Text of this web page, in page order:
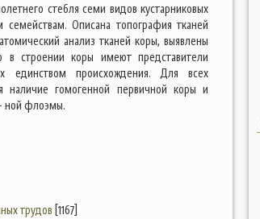
стебля семи видов кустарниковых
Описана топография тканей
анализ тканей коры, выявлены
в строении коры имеют представители
единством происхождения. Для всех
наличие гомогенной первичной коры и
ной флоэмы.
трудов [1167]